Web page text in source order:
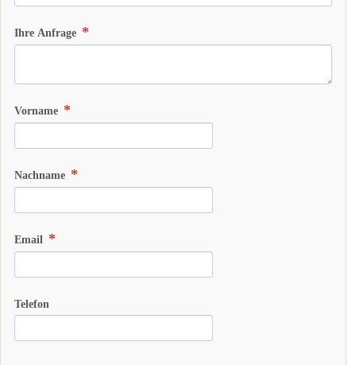
Ihre Anfrage
Vorname
Nachname
Email
Telefon